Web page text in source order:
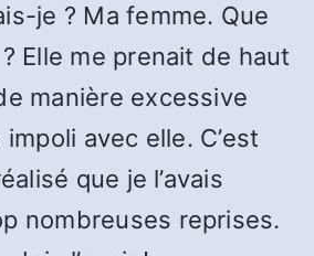
je ? Ma femme. Que
Elle me prenait de haut
manière excessive
impoli avec elle. C’est
que je l’avais
nombreuses reprises.